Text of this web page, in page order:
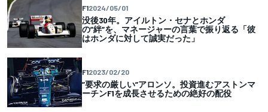
F12024/05/01
没後30年。アイルトン・セナとホンダ
の”絆”を、マネージャーの言葉で振り返る「彼
はホンダに対して誠実だった」
F12023/02/20
”要求の厳しい”アロンソ。投資進むアストンマ
ーチンF1を成長させるための絶好の配役